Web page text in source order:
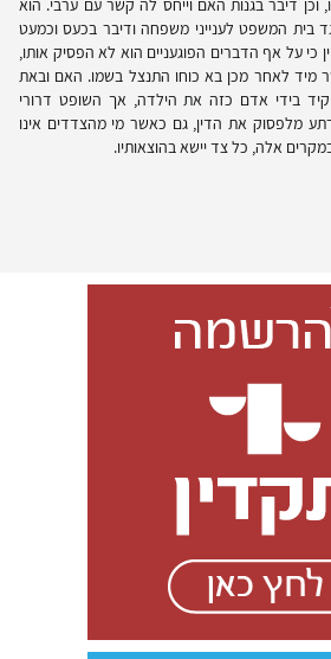
וכן דיבר בגנות האם וייחס לה קשר עם ערבי. הוא
בית המשפט לענייני משפחה ודיבר בכעס וכמעט
כי על אף הדברים הפוגעניים הוא לא הפסיק אותו,
מיד לאחר מכן בא כוחו התנצל בשמו. האם ובאת
בידי אדם כזה את הילדה, אך השופט דרורי
מלפסוק את הדין, גם כאשר מי מהצדדים אינו
אלה, כל צד יישא בהוצאותיו.